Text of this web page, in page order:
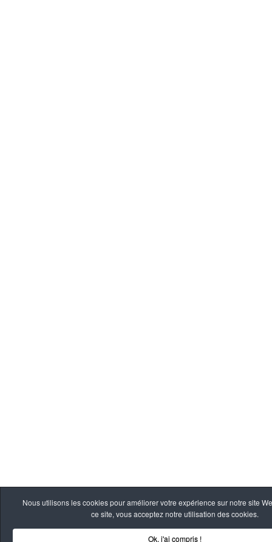
Nous utilisons les cookies pour améliorer votre expérience sur notre site
ce site, vous acceptez notre utilisation des cookies.
Ok, j'ai compris !